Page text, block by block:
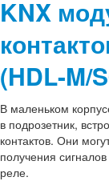
KNX
(HDL-M/
В маленьком
в подрозетник,
контактов. Они
получения
реле.